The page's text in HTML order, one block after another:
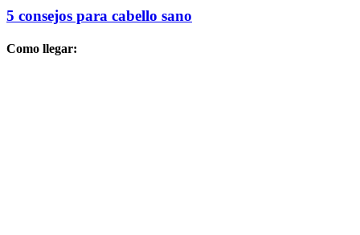
5 consejos para cabello sano
Como llegar: